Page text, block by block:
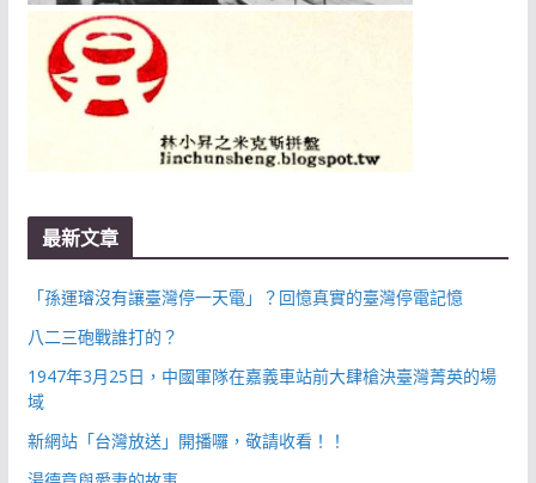
最新文章
「孫運璿沒有讓臺灣停一天電」？回憶真實的臺灣停電記憶
八二三砲戰誰打的？
1947年3月25日，中國軍隊在嘉義車站前大肆槍決臺灣菁英的場
域
新網站「台灣放送」開播囉，敬請收看！！